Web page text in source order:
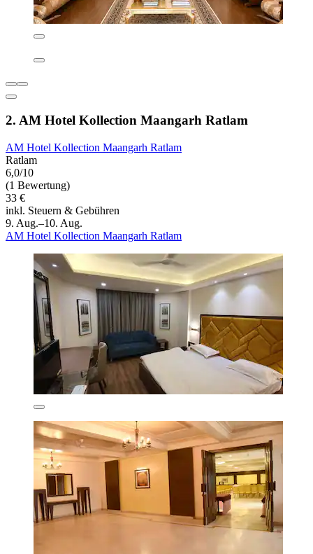
2. AM Hotel Kollection Maangarh Ratlam
AM Hotel Kollection Maangarh Ratlam
Ratlam
6,0/10
(1 Bewertung)
33 €
inkl. Steuern & Gebühren
9. Aug.–10. Aug.
AM Hotel Kollection Maangarh Ratlam